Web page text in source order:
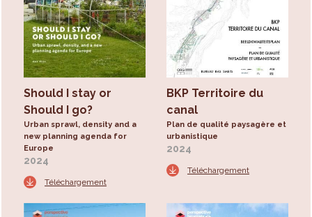
Should I stay or
Should I go?
Urban sprawl, density and a
new planning agenda for
Europe
2024
Téléchargement
BKP Territoire du
canal
Plan de qualité paysagère et
urbanistique
2024
Téléchargement